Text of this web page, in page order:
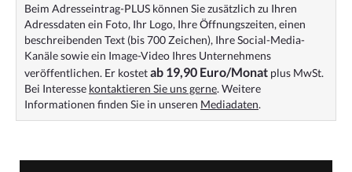
Beim Adresseintrag-PLUS können Sie zusätzlich zu Ihren
Adressdaten ein Foto, Ihr Logo, Ihre Öffnungszeiten, einen
beschreibenden Text (bis 700 Zeichen), Ihre Social-Media-
Kanäle sowie ein Image-Video Ihres Unternehmens
veröffentlichen. Er kostetab 19,90 Euro/Monat plus MwSt.
Bei Interesse kontaktieren Sie uns gerne. Weitere
Informationen finden Sie in unseren Mediadaten.